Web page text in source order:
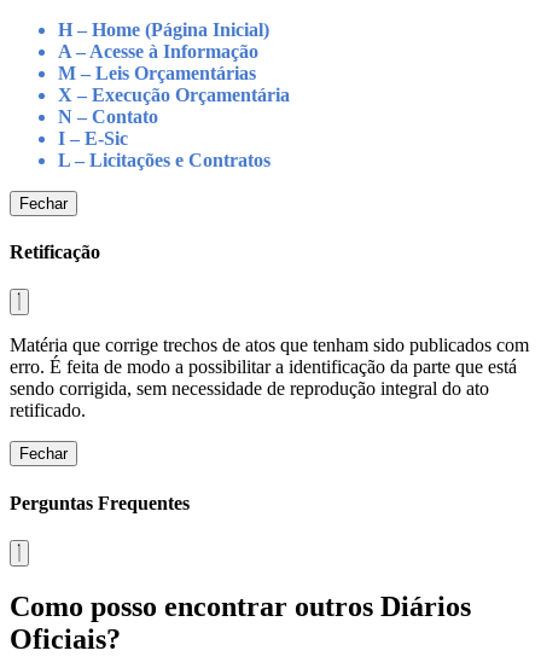
H – Home (Página Inicial)
A – Acesse à Informação
M – Leis Orçamentárias
X – Execução Orçamentária
N – Contato
I – E-Sic
L – Licitações e Contratos
Fechar
Retificação
Matéria que corrige trechos de atos que tenham sido publicados com
erro. É feita de modo a possibilitar a identificação da parte que está
sendo corrigida, sem necessidade de reprodução integral do ato
retificado.
Fechar
Perguntas Frequentes
Como posso encontrar outros Diários
Oficiais?